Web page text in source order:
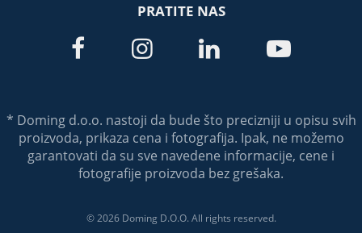
PRATITE NAS
   
* Doming d.o.o. nastoji da bude što precizniji u opisu svih
proizvoda, prikaza cena i fotografija. Ipak, ne možemo
garantovati da su sve navedene informacije, cene i
fotografije proizvoda bez grešaka.
© 2026 Doming D.O.O. All rights reserved.